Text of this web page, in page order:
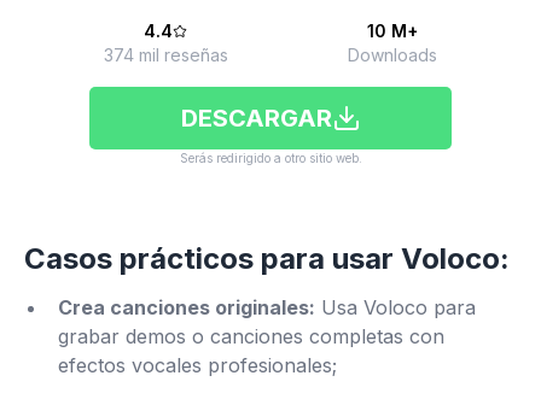
4.4
374 mil reseñas
10 M+
Downloads
DESCARGAR
Serás redirigido a otro sitio web.
Casos prácticos para usar Voloco:
Crea canciones originales: Usa Voloco para
grabar demos o canciones completas con
efectos vocales profesionales;